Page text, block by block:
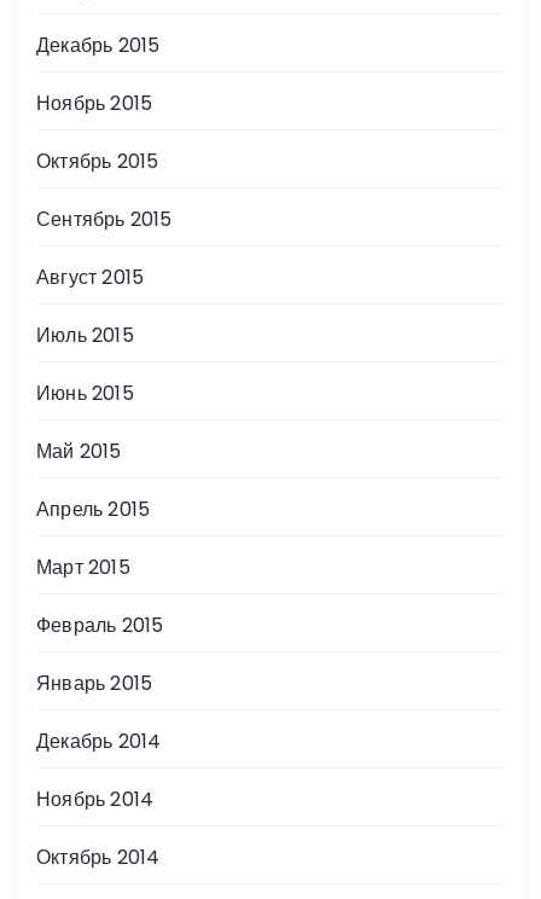
Декабрь 2015
Ноябрь 2015
Октябрь 2015
Сентябрь 2015
Август 2015
Июль 2015
Июнь 2015
Май 2015
Апрель 2015
Март 2015
Февраль 2015
Январь 2015
Декабрь 2014
Ноябрь 2014
Октябрь 2014